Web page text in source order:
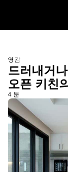
영감
드러내거
오픈 키친
4 분